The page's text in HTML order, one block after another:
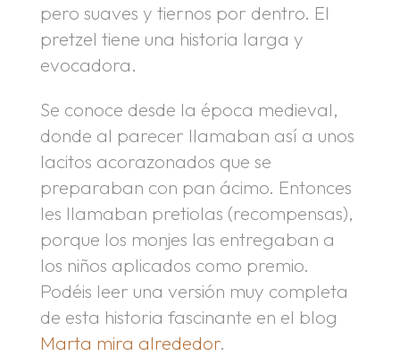
pero suaves y tiernos por dentro. El
pretzel tiene una historia larga y
evocadora.
Se conoce desde la época medieval,
donde al parecer llamaban así a unos
lacitos acorazonados que se
preparaban con pan ácimo. Entonces
les llamaban pretiolas (recompensas),
porque los monjes las entregaban a
los niños aplicados como premio.
Podéis leer una versión muy completa
de esta historia fascinante en el blog
Marta mira alrededor.